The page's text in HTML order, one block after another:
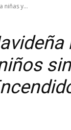
niñas y...